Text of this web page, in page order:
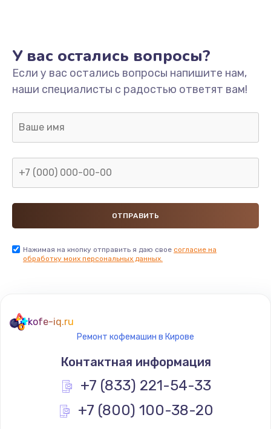
У вас остались вопросы?
Если у вас остались вопросы напишите нам,
наши специалисты с радостью ответят вам!
Нажимая на кнопку отправить я даю свое согласие на
обработку моих персональных данных.
kofe-iq.ru
Ремонт кофемашин в Кирове
Контактная информация
+7 (833) 221-54-33
+7 (800) 100-38-20